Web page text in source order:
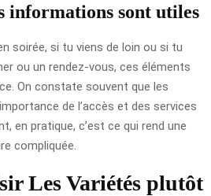
informations sont utiles
soirée, si tu viens de loin ou si tu
ou un rendez-vous, ces éléments
On constate souvent que les
de l’accès et des services
en pratique, c’est ce qui rend une
compliquée.
Les Variétés plutôt